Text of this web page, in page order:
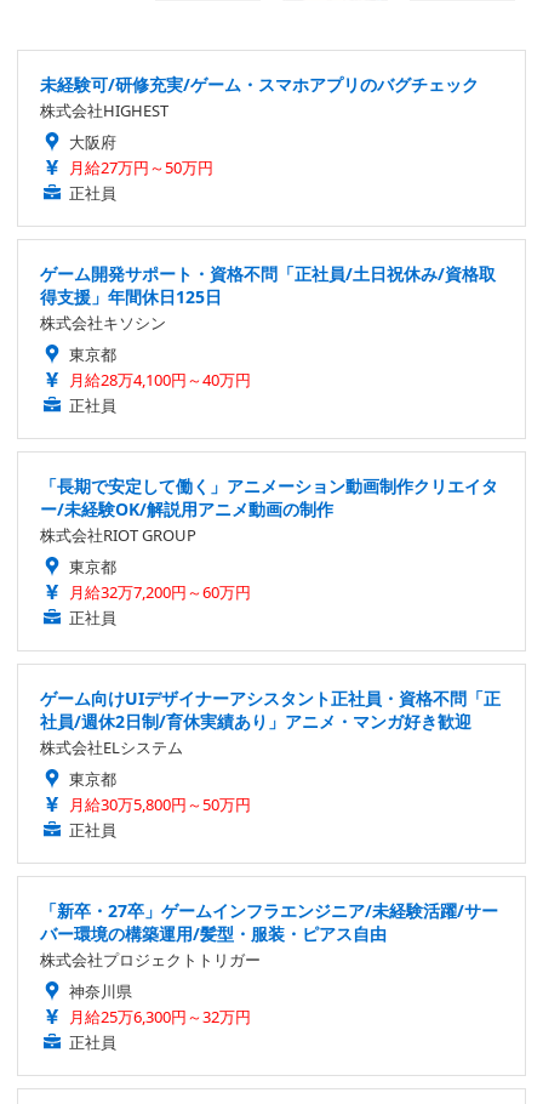
未経験可/研修充実/ゲーム・スマホアプリのバグチェック
株式会社HIGHEST
大阪府
月給27万円～50万円
正社員
ゲーム開発サポート・資格不問「正社員/土日祝休み/資格取
得支援」年間休日125日
株式会社キソシン
東京都
月給28万4,100円～40万円
正社員
「長期で安定して働く」アニメーション動画制作クリエイタ
ー/未経験OK/解説用アニメ動画の制作
株式会社RIOT GROUP
東京都
月給32万7,200円～60万円
正社員
ゲーム向けUIデザイナーアシスタント正社員・資格不問「正
社員/週休2日制/育休実績あり」アニメ・マンガ好き歓迎
株式会社ELシステム
東京都
月給30万5,800円～50万円
正社員
「新卒・27卒」ゲームインフラエンジニア/未経験活躍/サー
バー環境の構築運用/髪型・服装・ピアス自由
株式会社プロジェクトトリガー
神奈川県
月給25万6,300円～32万円
正社員